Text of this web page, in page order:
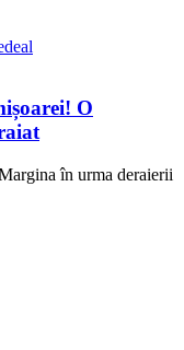
O
în urma deraierii